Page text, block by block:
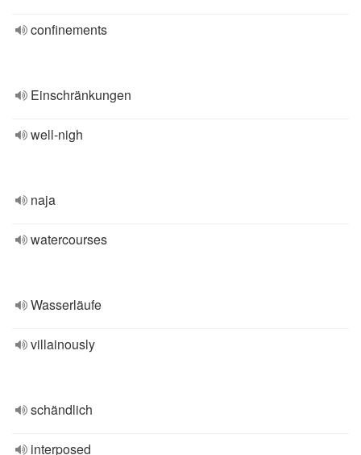
confinements
Einschränkungen
well-nigh
naja
watercourses
Wasserläufe
villainously
schändlich
interposed